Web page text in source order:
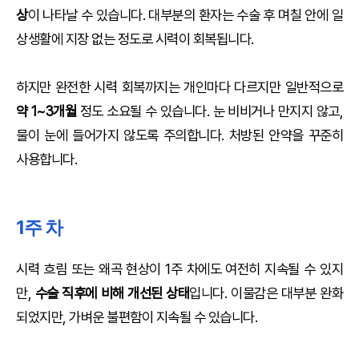
상이 나타날 수 있습니다. 대부분의 환자는 수술 후 며칠 안에 일
상생활에 지장 없는 정도로 시력이 회복됩니다.
하지만 완전한 시력 회복까지는 개인마다 다르지만 일반적으로
약 1~3개월 정도 소요될 수 있습니다. 눈 비비거나 만지지 않고,
물이 눈에 들어가지 않도록 주의합니다. 처방된 안약을 꾸준히
사용합니다.
1주 차
시력 흐림 또는 왜곡 현상이 1주 차에도 여전히 지속될 수 있지
만, 수술 직후에 비해 개선된 상태입니다. 이물감은 대부분 완화
되었지만, 가벼운 불편함이 지속될 수 있습니다.